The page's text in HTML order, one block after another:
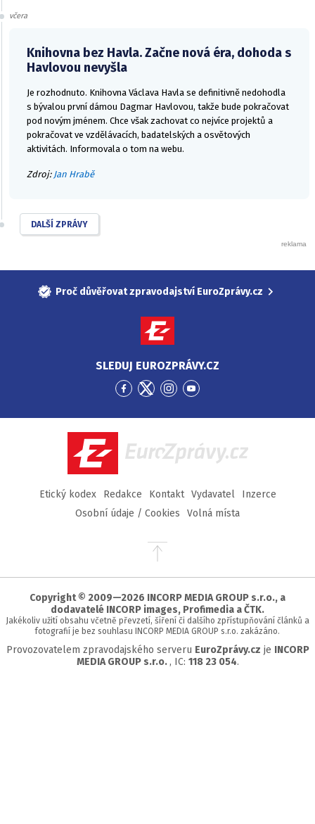
včera
Knihovna bez Havla. Začne nová éra, dohoda s
Havlovou nevyšla
Je rozhodnuto. Knihovna Václava Havla se definitivně nedohodla
s bývalou první dámou Dagmar Havlovou, takže bude pokračovat
pod novým jménem. Chce však zachovat co nejvíce projektů a
pokračovat ve vzdělávacích, badatelských a osvětových
aktivitách. Informovala o tom na webu.
Zdroj: Jan Hrabě
DALŠÍ ZPRÁVY
Proč důvěřovat zpravodajství EuroZprávy.cz
SLEDUJ EUROZPRÁVY.CZ
Přejít
Facebook
Přejít
Twitter
Přejít
Instagram
Přejít
YouTube
EuroZprávy.cz
Etický kodex Redakce Kontakt Vydavatel
Inzerce
Osobní údaje / Cookies
Volná místa
Přejít
stránky
Copyright © 2009—2026 INCORP MEDIA GROUP s.r.o., a
dodavatelé INCORP images, Profimedia a ČTK.
Jakékoliv užití obsahu včetně převzetí, šíření či dalšího zpřístupňování článků a
fotografií je bez souhlasu INCORP MEDIA GROUP s.r.o. zakázáno.
Provozovatelem zpravodajského serveru EuroZprávy.cz je INCORP
MEDIA GROUP s.r.o., IC: 118 23 054.